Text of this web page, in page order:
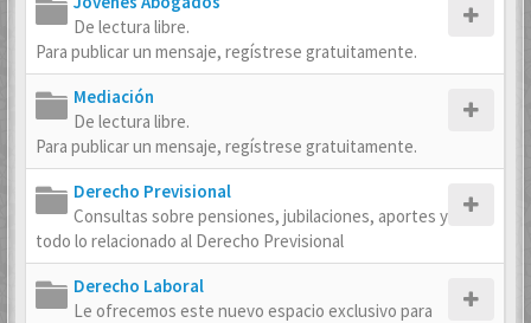
De lectura libre.
Para publicar un mensaje, regístrese gratuitamente.
Mediación
De lectura libre.
Para publicar un mensaje, regístrese gratuitamente.
Derecho Previsional
Consultas sobre pensiones, jubilaciones, aportes y
todo lo relacionado al Derecho Previsional
Derecho Laboral
Le ofrecemos este nuevo espacio exclusivo para